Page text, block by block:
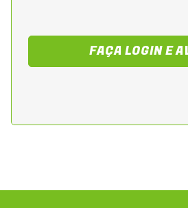
Indicado para uso urbano
sendo ideal para
motos street, sport e
(transparente).
FAÇA LOGIN E